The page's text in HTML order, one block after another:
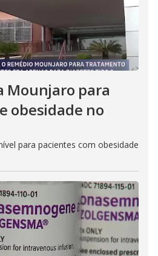
Mounjaro para
obesidade no
para pacientes com obesidade